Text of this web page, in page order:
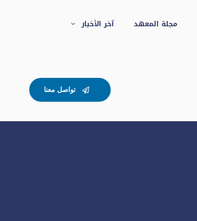
مجلة المعهد آخر الأخبار
تواصل معنا